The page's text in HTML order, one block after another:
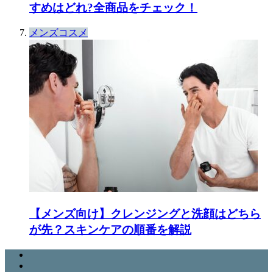
すめはどれ?全商品をチェック！
メンズコスメ
【メンズ向け】クレンジングと洗顔はどちら
が先？スキンケアの順番を解説